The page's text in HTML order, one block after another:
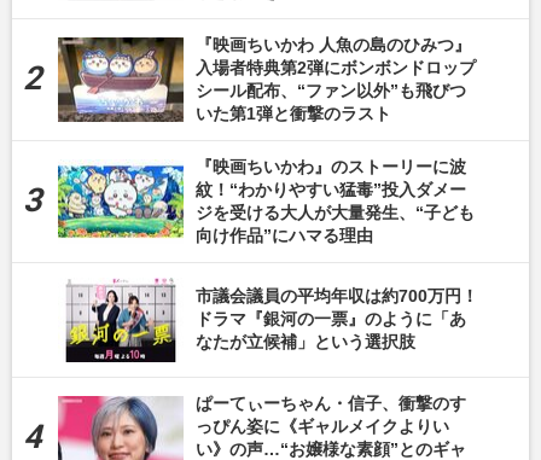
『映画ちいかわ 人魚の島のひみつ』
入場者特典第2弾にボンボンドロップ
シール配布、“ファン以外”も飛びつ
いた第1弾と衝撃のラスト
『映画ちいかわ』のストーリーに波
紋！“わかりやすい猛毒”投入ダメー
ジを受ける大人が大量発生、“子ども
向け作品”にハマる理由
市議会議員の平均年収は約700万円！
ドラマ『銀河の一票』のように「あ
なたが立候補」という選択肢
ぱーてぃーちゃん・信子、衝撃のす
っぴん姿に《ギャルメイクよりい
い》の声…“お嬢様な素顔”とのギャ